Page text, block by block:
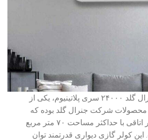
کولر گازی جنرال گلد ۲۴۰۰۰ سری پلاتینیوم، یکی از
شرکت جنرال گلد بوده که
برای استفاده در اتاقی با حداکثر مساحت ۷۰ متر مربع
کولر گازی دیواری قدرتمند توان